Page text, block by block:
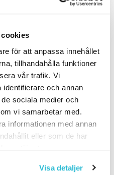
för att anpassa innehållet
tillhandahålla funktioner
vår trafik. Vi
och annan
sociala medier och
vi samarbetar med.
informationen med annan
eller som de har
tjänster.
Visa detaljer